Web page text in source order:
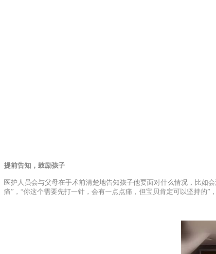
提前告知，鼓励孩子
医护人员会与父母在手术前清楚地告知孩子他要面对什么情况，比如
痛”，“你这个需要先打一针，会有一点点痛，但宝贝肯定可以坚持的